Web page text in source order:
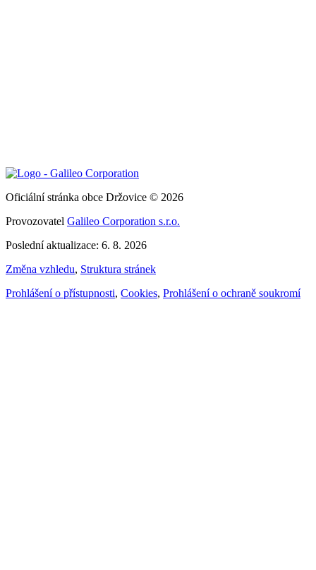
Oficiální stránka obce Držovice © 2026
Provozovatel Galileo Corporation s.r.o.
Poslední aktualizace: 6. 8. 2026
Změna vzhledu, Struktura stránek
Prohlášení o přístupnosti, Cookies, Prohlášení o ochraně soukromí